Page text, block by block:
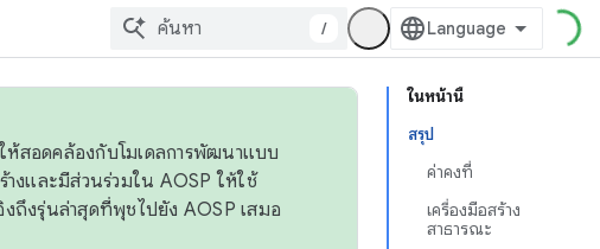
/
ในหน้านี้
สรุป
ค่าคงที่
เครื่องมือสร้าง
สาธารณะ
ห้สอดคล้องกับโมเดลการพัฒนาแบบ
งและมีส่วนร่วมใน AOSP ให้ใช้
ถึงรุ่นล่าสุดที่พุชไปยัง AOSP เสมอ